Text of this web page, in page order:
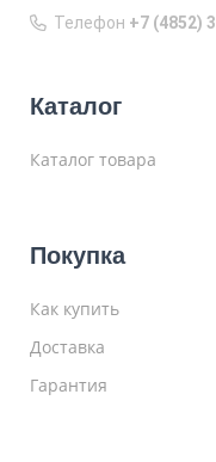
Телефон +7 (4852)
Каталог
Каталог товара
Покупка
Как купить
Доставка
Гарантия